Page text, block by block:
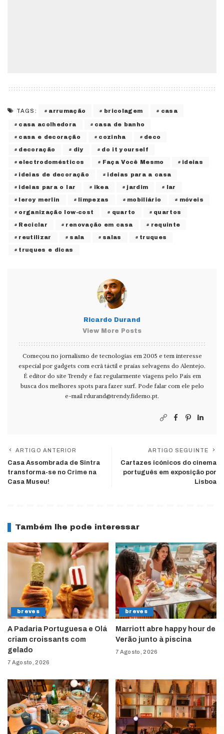
TAGS: arrumação bricolagem casa
casa acolhedora casa de banho
casa e decoração cozinha deco
decoração diy do it yourself
electrodomésticos Faça Você Mesmo ideias
ideias de decoração ideias para a casa
ideias para o lar ikea jardim lar
leroy merlin limpezas mobiliário móveis
organização low-cost quarto quartos
Reciclar renovação em casa requinte
reutilizar sala salas truques
truques e dicas
Ricardo Durand
View More Posts
Começou no jornalismo de tecnologias em 2005 e tem interesse
especial por gadgets com ecrã táctil e praias selvagens do Alentejo.
É editor do site Trendy e faz regularmente viagens pelo País em
busca dos melhores spots para fazer surf. Pode falar com ele pelo
e-mail rdurand@trendy.fidemo.pt.
ARTIGO ANTERIOR
Casa Assombrada de Sintra
transforma-se no Crime na
Casa Museu!
ARTIGO SEGUINTE
Cartazes icónicos do cinema
português em exposição por
Lisboa
Também lhe pode interessar
breves
A Padaria Portuguesa e Olá
criam croissants com
gelado
7 Agosto, 2026
breves
Marriott abre happy hour de
Verão junto à piscina
7 Agosto, 2026